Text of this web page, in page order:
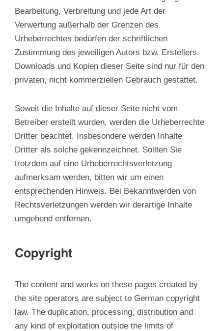
Bearbeitung, Verbreitung und jede Art der
Verwertung außerhalb der Grenzen des
Urheberrechtes bedürfen der schriftlichen
Zustimmung des jeweiligen Autors bzw. Erstellers.
Downloads und Kopien dieser Seite sind nur für den
privaten, nicht kommerziellen Gebrauch gestattet.
Soweit die Inhalte auf dieser Seite nicht vom
Betreiber erstellt wurden, werden die Urheberrechte
Dritter beachtet. Insbesondere werden Inhalte
Dritter als solche gekennzeichnet. Sollten Sie
trotzdem auf eine Urheberrechtsverletzung
aufmerksam werden, bitten wir um einen
entsprechenden Hinweis. Bei Bekanntwerden von
Rechtsverletzungen werden wir derartige Inhalte
umgehend entfernen.
Copyright
The content and works on these pages created by
the site operators are subject to German copyright
law. The duplication, processing, distribution and
any kind of exploitation outside the limits of